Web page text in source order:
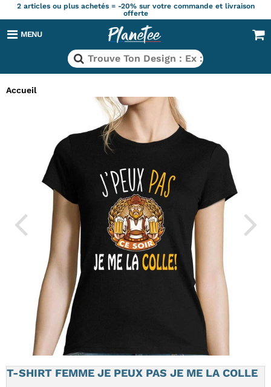
2 articles ou plus achetés = -20% sur votre commande et livraison
offerte
MENU
Accueil
T-SHIRT FEMME JE PEUX PAS JE ME LA COLLE